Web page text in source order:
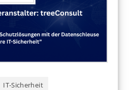
IT-Sicherheit